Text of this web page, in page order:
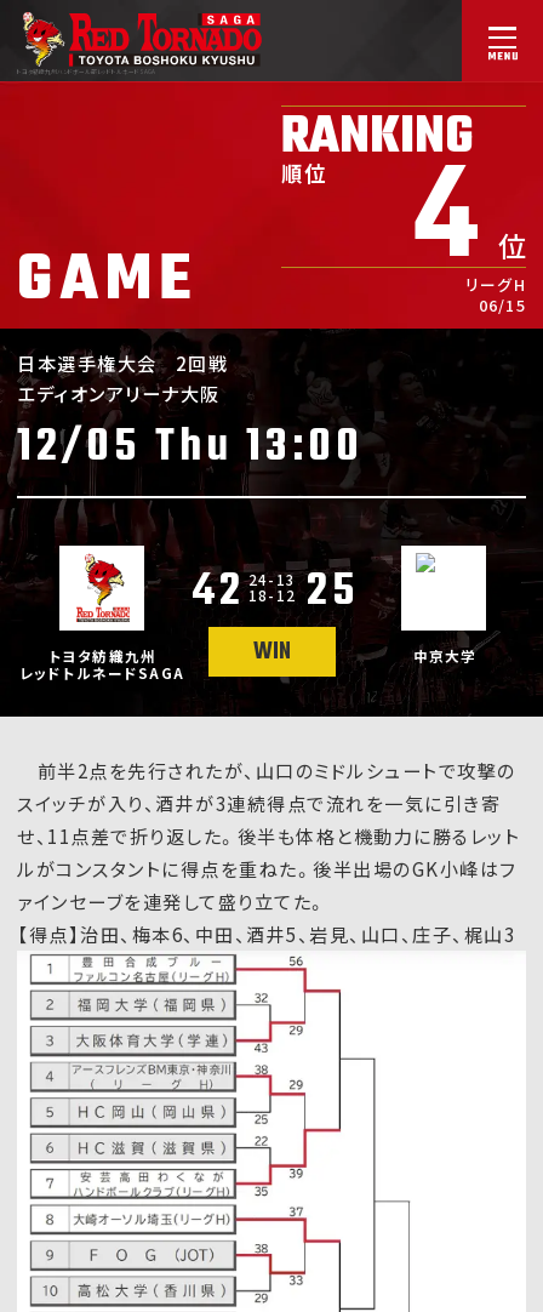
トヨタ紡織九州ハンドボール部レッドトルネードSAGA
GAME
RANKING
順位 4 位
リーグH
06/15
日本選手権大会
2回戦
エディオンアリーナ大阪
12/05 Thu 13:00
トヨタ紡織九州
レッドトルネードSAGA
42
中京大学
25
WIN
24-13
18-12
前半2点を先行されたが、山口のミドルシュートで攻撃の
スイッチが入り、酒井が3連続得点で流れを一気に引き寄
せ、11点差で折り返した。後半も体格と機動力に勝るレット
ルがコンスタントに得点を重ねた。後半出場のGK小峰はフ
ァインセーブを連発して盛り立てた。
【得点】治田、梅本6、中田、酒井5、岩見、山口、庄子、梶山3